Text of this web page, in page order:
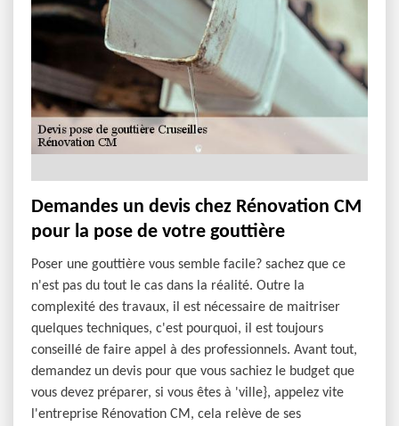
Demandes un devis chez Rénovation CM
pour la pose de votre gouttière
Poser une gouttière vous semble facile? sachez que ce
n'est pas du tout le cas dans la réalité. Outre la
complexité des travaux, il est nécessaire de maitriser
quelques techniques, c'est pourquoi, il est toujours
conseillé de faire appel à des professionnels. Avant tout,
demandez un devis pour que vous sachiez le budget que
vous devez préparer, si vous êtes à 'ville}, appelez vite
l'entreprise Rénovation CM, cela relève de ses